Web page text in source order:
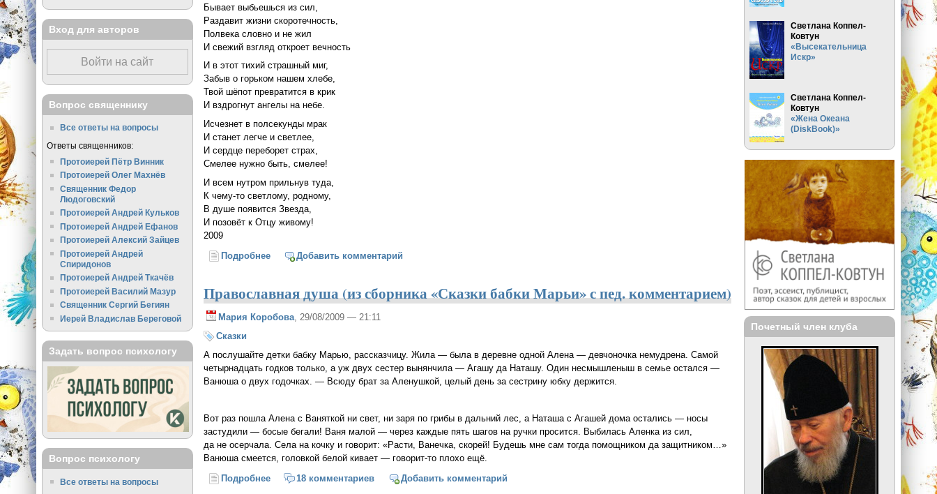
Бывает выбьешься из сил,
Раздавит жизни скоротечность,
Полвека словно и не жил
И свежий взгляд откроет вечность
И в этот тихий страшный миг,
Забыв о горьком нашем хлебе,
Твой шёпот превратится в крик
И вздрогнут ангелы на небе.
Исчезнет в полсекунды мрак
И станет легче и светлее,
И сердце переборет страх,
Смелее нужно быть, смелее!
И всем нутром прильнув туда,
К чему-то светлому, родному,
В душе появится Звезда,
И позовёт к Отцу живому!
2009
Подробнеео МигДобавить комментарий
Православная душа (из сборника «Сказки бабки Марьи» с пед. комментарием)
Мария Коробова, 29/08/2009 — 21:11
Сказки
А послушайте детки бабку Марью, рассказчицу. Жила — была в деревне одной Алена — девчоночка немудрена. Самой
четырнадцать годков только, а уж двух сестер вынянчила — Агашу да Наташу. Один несмышленыш в семье остался —
Ванюша о двух годочках. — Всюду брат за Аленушкой, целый день за сестрину юбку держится.
Вот раз пошла Алена с Ваняткой ни свет, ни заря по грибы в дальний лес, а Наташа с Агашей дома остались — носы
застудили — босые бегали! Ваня малой — через каждые пять шагов на ручки просится. Выбилась Аленка из сил,
да не осерчала. Села на кочку и говорит: «Расти, Ванечка, скорей! Будешь мне сам тогда помощником да защитником…»
Ванюша смеется, головкой белой кивает — говорит-то плохо ещё.
Подробнеео Православная душа (из сборника «Сказки бабки Марьи» с пед. комментарием)
18 комментариев Добавить комментарий
Вход для авторов
Войти на сайт
Вопрос священнику
Все ответы на вопросы
Ответы священников:
Протоиерей Пётр Винник
Протоиерей Олег Махнёв
Священник Федор
Людоговский
Протоиерей Андрей Кульков
Протоиерей Андрей Ефанов
Протоиерей Алексий Зайцев
Протоиерей Андрей
Спиридонов
Протоиерей Андрей Ткачёв
Протоиерей Василий Мазур
Священник Сергий Бегиян
Иерей Владислав Береговой
Задать вопрос психологу
Вопрос психологу
Все ответы на вопросы
Светлана Коппел-
Ковтун
«Высекательница
Искр»
Светлана Коппел-
Ковтун
«Жена Океана
(DiskBook)»
Почетный член клуба